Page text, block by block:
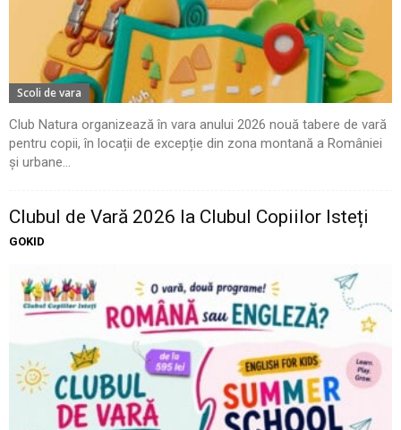
Scoli de vara
Club Natura organizează în vara anului 2026 nouă tabere de vară
pentru copii, în locații de excepție din zona montană a României
și urbane...
Clubul de Vară 2026 la Clubul Copiilor Isteți
GOKID